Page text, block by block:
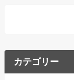
カテゴリー